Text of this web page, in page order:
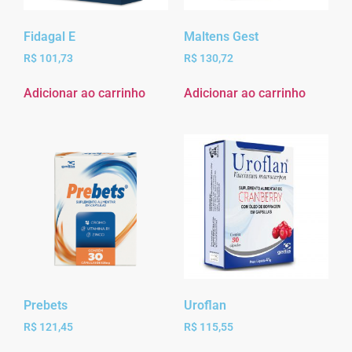
Fidagal E
R$ 101,73
Adicionar ao carrinho
Maltens Gest
R$ 130,72
Adicionar ao carrinho
Prebets
R$ 121,45
Uroflan
R$ 115,55